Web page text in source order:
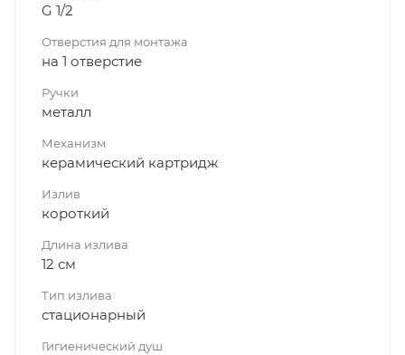
G 1/2
Отверстия для монтажа
на 1 отверстие
Ручки
металл
Механизм
керамический картридж
Излив
короткий
Длина излива
12 см
Тип излива
стационарный
Гигиенический душ